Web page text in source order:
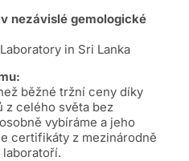
nezávislé gemologické
in Sri Lanka
běžné tržní ceny díky
z celého světa bez
vybíráme a jeho
certifikáty z mezinárodně